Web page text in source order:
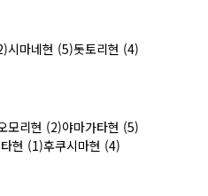
시마네현 (5)돗토리현 (4)
모리현 (2)야마가타현 (5)
현 (1)후쿠시마현 (4)